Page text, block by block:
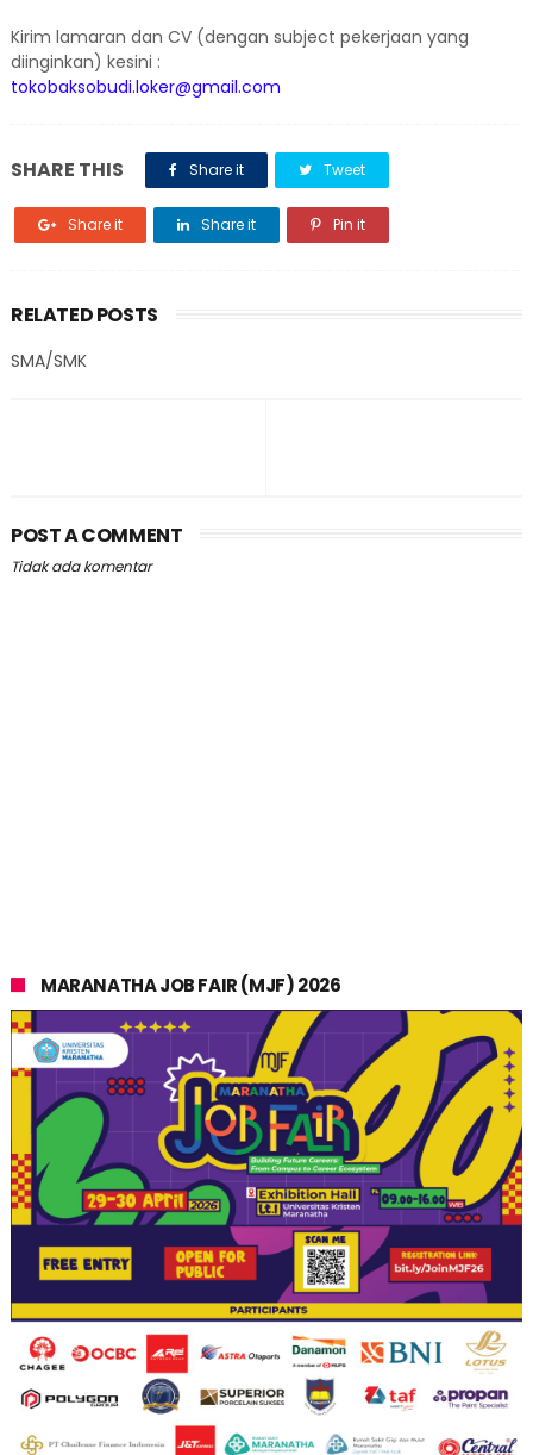
Kirim lamaran dan CV (dengan subject pekerjaan yang
diinginkan) kesini :
tokobaksobudi.loker@gmail.com
SHARE THIS Share it Tweet
Share it Share it Pin it
RELATED POSTS
SMA/SMK
POST A COMMENT
Tidak ada komentar
MARANATHA JOB FAIR (MJF) 2026